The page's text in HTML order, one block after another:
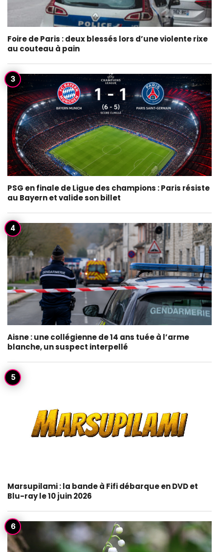
Foire de Paris : deux blessés lors d’une violente rixe
au couteau à pain
PSG en finale de Ligue des champions : Paris résiste
au Bayern et valide son billet
Aisne : une collégienne de 14 ans tuée à l’arme
blanche, un suspect interpellé
Marsupilami : la bande à Fifi débarque en DVD et
Blu-ray le 10 juin 2026